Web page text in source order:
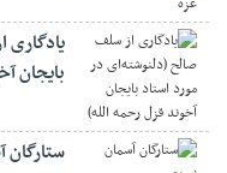
یادگاری
بایجان